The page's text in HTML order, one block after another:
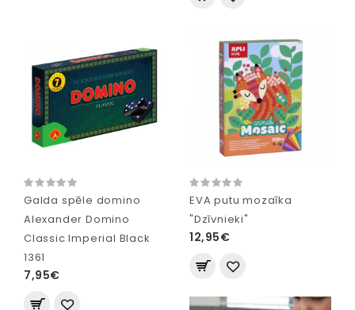
Galda spēle domino
Alexander Domino
Classic Imperial Black
1361
7,95€
EVA putu mozaīka
"Dzīvnieki"
12,95€